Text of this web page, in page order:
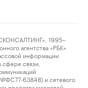
1995–
агентства «РБК»
информации
связи,
63848) и сетевого